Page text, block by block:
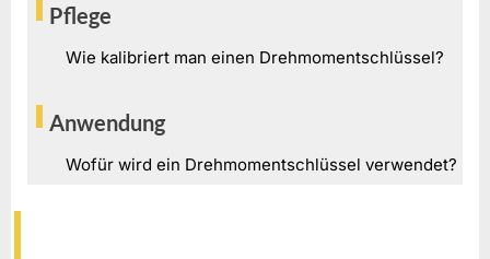
Pflege
Wie kalibriert man einen Drehmomentschlüssel?
Anwendung
Wofür wird ein Drehmomentschlüssel verwendet?